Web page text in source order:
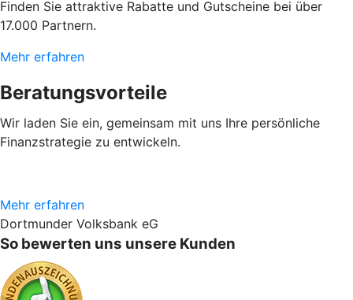
Finden Sie attraktive Rabatte und Gutscheine bei über
17.000 Partnern.
Mehr erfahren
Beratungsvorteile
Wir laden Sie ein, gemeinsam mit uns Ihre persönliche
Finanzstrategie zu entwickeln.
Mehr erfahren
Dortmunder Volksbank eG
So bewerten uns unsere Kunden